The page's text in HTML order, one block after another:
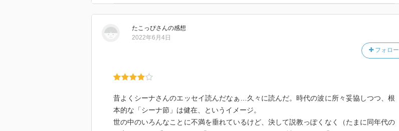
相変わらず軽めの作品で気分転換したい気分だったので「椎名誠」作品をセレクト、、、
■海獣むかしばなし
■クルマで回ってくるもの
■まつり演歌の夜がふける
たこっぴさんの感想
フォロー
2022年6月4日
昔よくシーナさんのエッセイ読んだなぁ…久々に読んだ。時代の波に所々妥協しつつ、根
本的な「シーナ節」は健在、というイメージ。
世の中のいろんなことに不満を垂れているけど、決して説教っぽくなく（たまに同年代の